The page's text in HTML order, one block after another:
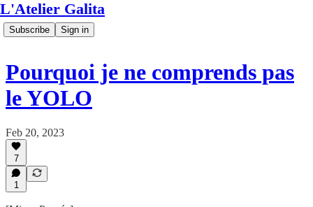
L'Atelier Galita
Subscribe Sign in
Pourquoi je ne comprends pas
le YOLO
Feb 20, 2023
7
1